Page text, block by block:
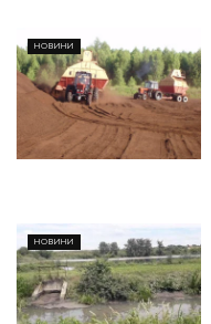
НОВИНИ
НОВИНИ